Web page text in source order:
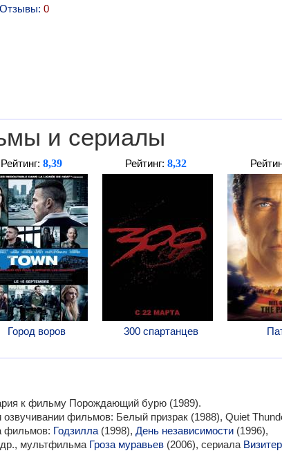
Отзывы: 0
и сериалы
Рейтинг: 8,39
Город воров
Рейтинг:8,32
300 спартанцев
к фильму Порождающий бурю (1989).
фильмов: Белый призрак (1988), Quiet
фильмов: Годзилла(1998), День независимости(1996),
мультфильма Гроза муравьев(2006), сериала Визитер